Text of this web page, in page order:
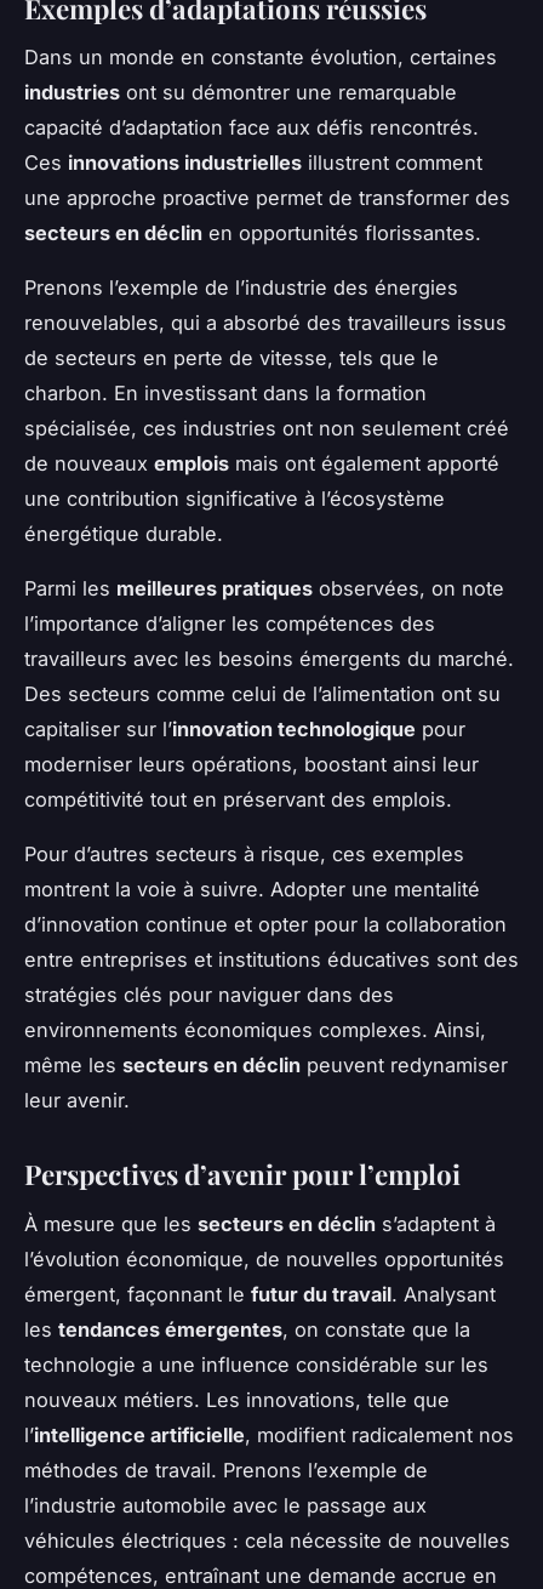
Exemples d’adaptations réussies
Dans un monde en constante évolution, certaines
industries ont su démontrer une remarquable
capacité d’adaptation face aux défis rencontrés.
Ces innovations industrielles illustrent comment
une approche proactive permet de transformer des
secteurs en déclin en opportunités florissantes.
Prenons l’exemple de l’industrie des énergies
renouvelables, qui a absorbé des travailleurs issus
de secteurs en perte de vitesse, tels que le
charbon. En investissant dans la formation
spécialisée, ces industries ont non seulement créé
de nouveaux emplois mais ont également apporté
une contribution significative à l’écosystème
énergétique durable.
Parmi les meilleures pratiques observées, on note
l’importance d’aligner les compétences des
travailleurs avec les besoins émergents du marché.
Des secteurs comme celui de l’alimentation ont su
capitaliser sur l’innovation technologique pour
moderniser leurs opérations, boostant ainsi leur
compétitivité tout en préservant des emplois.
Pour d’autres secteurs à risque, ces exemples
montrent la voie à suivre. Adopter une mentalité
d’innovation continue et opter pour la collaboration
entre entreprises et institutions éducatives sont des
stratégies clés pour naviguer dans des
environnements économiques complexes. Ainsi,
même les secteurs en déclin peuvent redynamiser
leur avenir.
Perspectives d’avenir pour l’emploi
À mesure que les secteurs en déclin s’adaptent à
l’évolution économique, de nouvelles opportunités
émergent, façonnant le futur du travail. Analysant
les tendances émergentes, on constate que la
technologie a une influence considérable sur les
nouveaux métiers. Les innovations, telle que
l’intelligence artificielle, modifient radicalement nos
méthodes de travail. Prenons l’exemple de
l’industrie automobile avec le passage aux
véhicules électriques : cela nécessite de nouvelles
compétences, entraînant une demande accrue en